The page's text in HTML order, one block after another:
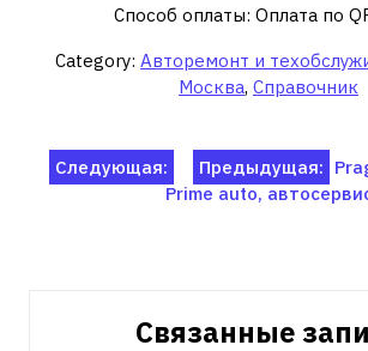
Способ оплаты: Оплата по
Category: Авторемонт и
Москва, Справочник
Навигация
Предыдущая:
Следующая:
Prime auto,
Связанные